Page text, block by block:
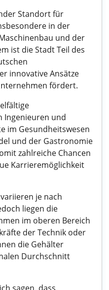
Standort für
in der
und der
ist die Stadt Teil des
innovative Ansätze
fördert.
Ingenieuren und
im Gesundheitswesen
und der Gastronomie
zahlreiche Chancen
Karrieremöglichkeit
je nach
liegen die
im oberen Bereich
der Technik oder
die Gehälter
Durchschnitt